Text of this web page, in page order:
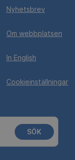
Nyhetsbrev
Om webbplatsen
In English
Cookieinställningar
SÖK